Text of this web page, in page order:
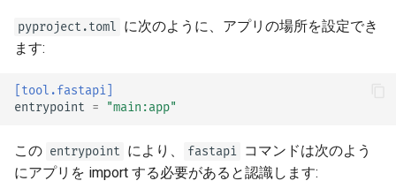
静的ファイル
デバッグ
pyproject.toml に次のように、アプリの場所を設定でき
ます:
[tool.fastapi]
entrypoint = "main:app"
この entrypoint により、 fastapi コマンドは次のよう
にアプリを import する必要があると認識します: